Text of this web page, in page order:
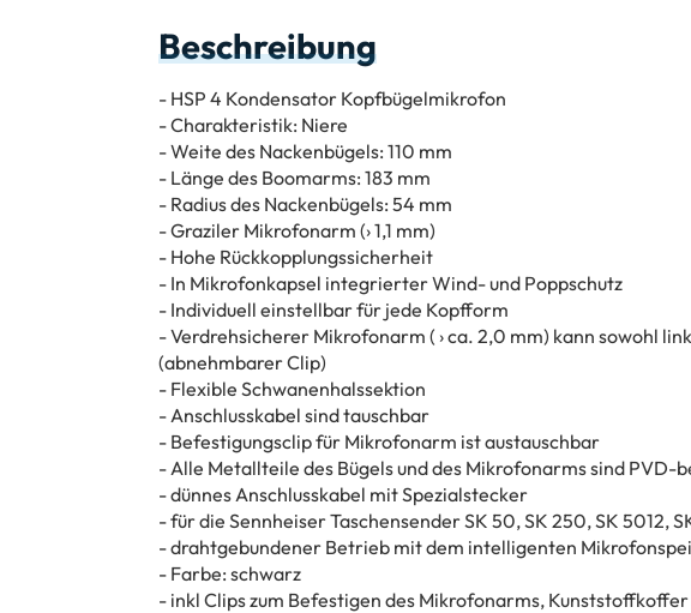
Beschreibung
- HSP 4 Kondensator Kopfbügelmikrofon
- Charakteristik: Niere
- Weite des Nackenbügels: 110 mm
- Länge des Boomarms: 183 mm
- Radius des Nackenbügels: 54 mm
- Graziler Mikrofonarm (› 1,1 mm)
- Hohe Rückkopplungssicherheit
- In Mikrofonkapsel integrierter Wind- und Poppschutz
- Individuell einstellbar für jede Kopfform
- Verdrehsicherer Mikrofonarm ( › ca. 2,0 mm) kann sowohl
(abnehmbarer Clip)
- Flexible Schwanenhalssektion
- Anschlusskabel sind tauschbar
- Befestigungsclip für Mikrofonarm ist austauschbar
- Alle Metallteile des Bügels und des Mikrofonarms sind PVD-
- dünnes Anschlusskabel mit Spezialstecker
- für die Sennheiser Taschensender SK 50, SK 250, SK 5012,
- drahtgebundener Betrieb mit dem intelligenten
- Farbe: schwarz
- inkl Clips zum Befestigen des Mikrofonarms,